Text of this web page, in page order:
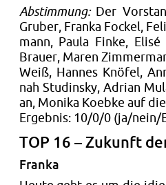
Ab­stim­mung:Der
Gru­ber, Fran­ka Fo­ckel,
mann, Paula Finke,
Brau­er, Maren
Weiß, Han­nes Knöfel,
nah Stud­ins­ky, Adri­an
an, Mo­ni­ka Ko­eb­ke auf
Er­geb­nis: 10/0/0 (ja/nein/
TOP 16 – Zu­kunft
Fran­ka